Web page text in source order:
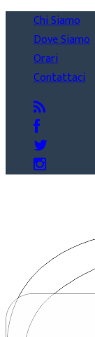
Chi Siamo
Dove Siamo
Orari
Contattaci